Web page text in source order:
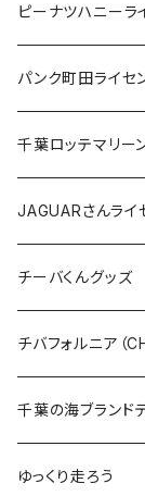
キャップ
ステッカー
缶バッジ
ホテルキーホルダ
ステッカー
缶バッジ
アクリルキーホル
ホテルキーホルダ
クリアファイル
Tシャツ
キャップ
トートバッグ
ピーナツハニーラ
Tシャツ
キャップ
バッグ
ステッカー
缶バッジ
キーホルダー
クリアファイル
パンク町田ライセ
Tシャツ
キャップ
バッグ
ステッカー
缶バッジ
キーホルダー
千葉ロッテマリー
ステッカー
ステッカー
ステッカー大
缶バッジ
缶バッジ32mm
缶バッジ54mm
エコバッグ
JAGUARさんコラ
Tシャツ
サコッシュ
JAGUARさんライ
Tシャツ
ステッカー
缶バッジ
クリアファイル
チーバくんグッズ
Tシャツ
キャップ
エコバッグ
チバフォルニア（
Tシャツ
キャップ
千葉の海ブランド
Tシャツ
ゆっくり走ろう